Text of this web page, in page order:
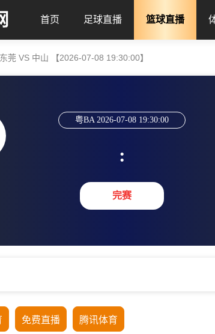
首页 足球直播 篮球直播
东莞 VS 中山 【2026-07-08 19:30:00】
粤BA 2026-07-08 19:30:00
:
完赛
免费直播 腾讯体育